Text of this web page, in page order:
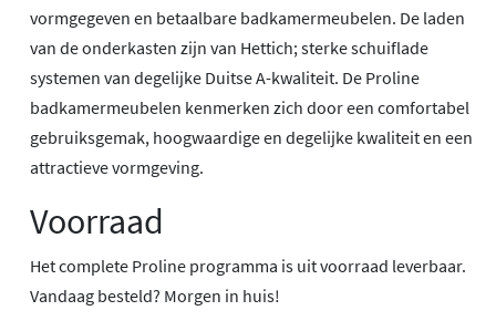
vormgegeven en betaalbare badkamermeubelen. De laden
van de onderkasten zijn van Hettich; sterke schuiflade
systemen van degelijke Duitse A-kwaliteit. De Proline
badkamermeubelen kenmerken zich door een comfortabel
gebruiksgemak, hoogwaardige en degelijke kwaliteit en een
attractieve vormgeving.
Voorraad
Het complete Proline programma is uit voorraad leverbaar.
Vandaag besteld? Morgen in huis!